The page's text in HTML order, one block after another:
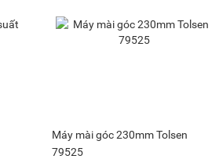
Máy mài góc 230mm Tolsen
79525